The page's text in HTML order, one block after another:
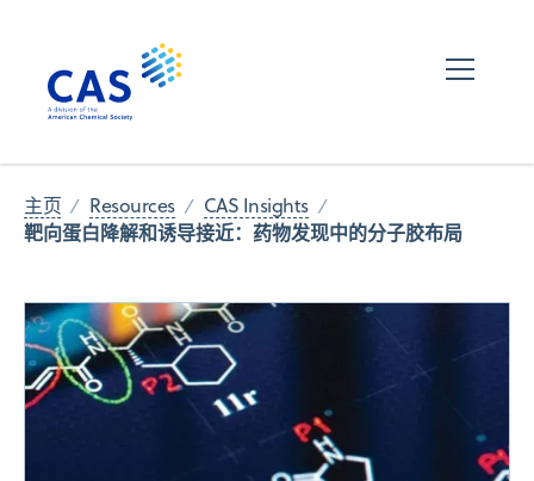
主页 Resources CAS Insights
靶向蛋白降解和诱导接近：药物发现中的分子胶布局